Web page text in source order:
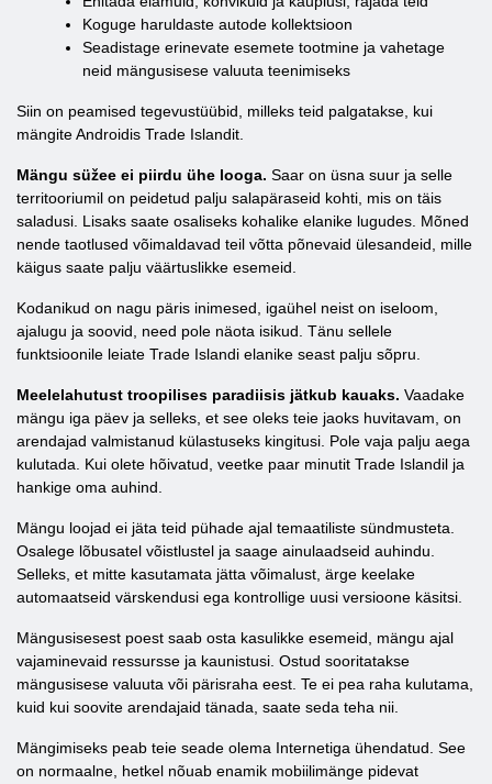
Koguge haruldaste autode kollektsioon
Seadistage erinevate esemete tootmine ja vahetage
neid mängusisese valuuta teenimiseks
Siin on peamised tegevustüübid, milleks teid palgatakse, kui
mängite Androidis Trade Islandit.
Mängu süžee ei piirdu ühe looga. Saar on üsna suur ja selle
territooriumil on peidetud palju salapäraseid kohti, mis on täis
saladusi. Lisaks saate osaliseks kohalike elanike lugudes. Mõned
nende taotlused võimaldavad teil võtta põnevaid ülesandeid, mille
käigus saate palju väärtuslikke esemeid.
Kodanikud on nagu päris inimesed, igaühel neist on iseloom,
ajalugu ja soovid, need pole näota isikud. Tänu sellele
funktsioonile leiate Trade Islandi elanike seast palju sõpru.
Meelelahutust troopilises paradiisis jätkub kauaks. Vaadake
mängu iga päev ja selleks, et see oleks teie jaoks huvitavam, on
arendajad valmistanud külastuseks kingitusi. Pole vaja palju aega
kulutada. Kui olete hõivatud, veetke paar minutit Trade Islandil ja
hankige oma auhind.
Mängu loojad ei jäta teid pühade ajal temaatiliste sündmusteta.
Osalege lõbusatel võistlustel ja saage ainulaadseid auhindu.
Selleks, et mitte kasutamata jätta võimalust, ärge keelake
automaatseid värskendusi ega kontrollige uusi versioone käsitsi.
Mängusisesest poest saab osta kasulikke esemeid, mängu ajal
vajaminevaid ressursse ja kaunistusi. Ostud sooritatakse
mängusisese valuuta või pärisraha eest. Te ei pea raha kulutama,
kuid kui soovite arendajaid tänada, saate seda teha nii.
Mängimiseks peab teie seade olema Internetiga ühendatud. See
on normaalne, hetkel nõuab enamik mobiilimänge pidevat